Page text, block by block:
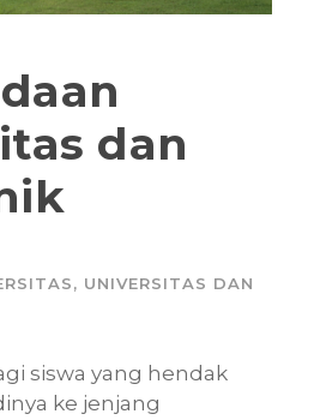
dan
, UNIVERSITAS DAN
siswa yang hendak
ke jenjang